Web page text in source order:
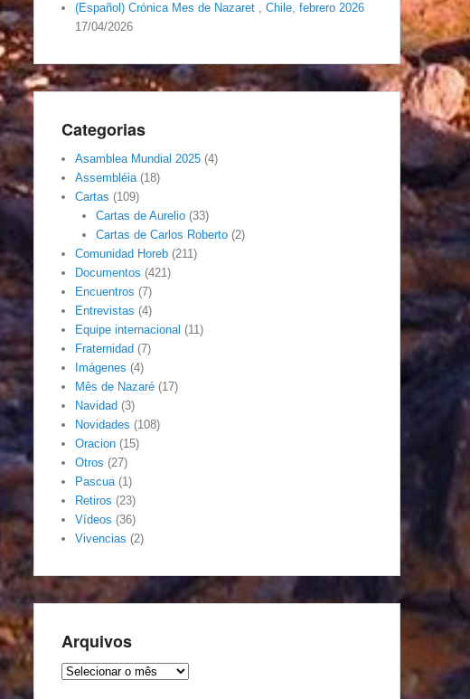
(Español) Crónica Mes de Nazaret , Chile, febrero 2026
17/04/2026
Categorias
Asamblea Mundial 2025 (4)
Assembléia(18)
Cartas (109)
Cartas de Aurelio(33)
Cartas de Carlos Roberto(2)
Comunidad Horeb (211)
Documentos (421)
Encuentros (7)
Entrevistas (4)
Equipe internacional (11)
Fraternidad (7)
Imágenes (4)
Mês de Nazaré (17)
Navidad (3)
Novidades (108)
Oracion (15)
Otros (27)
Pascua(1)
Retiros (23)
Vídeos (36)
Vivencias (2)
Arquivos
Arquivos